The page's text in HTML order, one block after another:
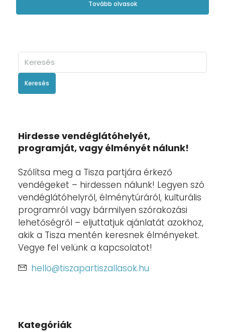
Tovább olvasok
Keresés
Hirdesse vendéglátóhelyét,
programját, vagy élményét nálunk!
Szólítsa meg a Tisza partjára érkező
vendégeket – hirdessen nálunk! Legyen szó
vendéglátóhelyről, élménytúráról, kulturális
programról vagy bármilyen szórakozási
lehetőségről – eljuttatjuk ajánlatát azokhoz,
akik a Tisza mentén keresnek élményeket.
Vegye fel velünk a kapcsolatot!
hello@tiszapartiszallasok.hu
Kategóriák